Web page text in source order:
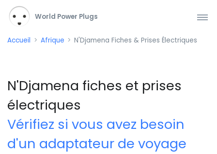
World Power Plugs
Accueil Afrique N'Djamena Fiches & Prises Électriques
N'Djamena fiches et prises
électriques
Vérifiez si vous avez besoin
d'un adaptateur de voyage